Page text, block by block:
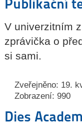
Publikační
V univerzitním
zprávička o
si sami.
Zveřejněno: 19.
Zobrazení: 990
Dies